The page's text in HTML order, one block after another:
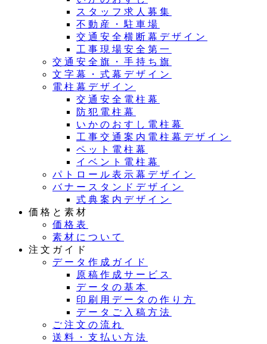
スタッフ求人募集
不動産・駐車場
交通安全横断幕デザイン
工事現場安全第一
交通安全旗・手持ち旗
文字幕・式幕デザイン
電柱幕デザイン
交通安全電柱幕
防犯電柱幕
いかのおすし電柱幕
工事交通案内電柱幕デザイン
ペット電柱幕
イベント電柱幕
パトロール表示幕デザイン
バナースタンドデザイン
式典案内デザイン
価格と素材
価格表
素材について
注文ガイド
データ作成ガイド
原稿作成サービス
データの基本
印刷用データの作り方
データご入稿方法
ご注文の流れ
送料・支払い方法